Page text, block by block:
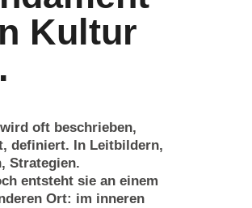
Kultur
oft beschrieben,
definiert. In Leitbildern,
Strategien.
entsteht sie an einem
Ort: im inneren